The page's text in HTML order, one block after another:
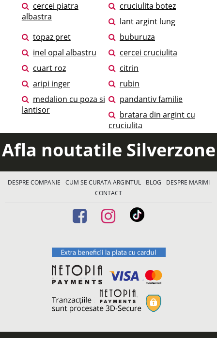
cercei piatra
albastra
cruciulita botez
lant argint lung
topaz pret
buburuza
inel opal albastru
cercei cruciulita
cuart roz
citrin
aripi inger
rubin
medalion cu poza si
lantisor
pandantiv familie
bratara din argint cu
cruciulita
Afla noutatile Silverzone
DESPRE COMPANIE CUM SE CURATA ARGINTUL BLOG
DESPRE MARIMI
CONTACT